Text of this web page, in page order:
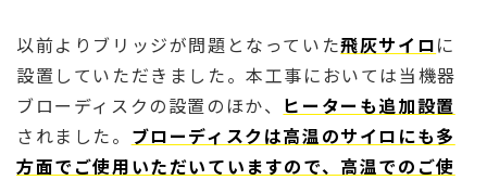
以前よりブリッジが問題となっていた飛灰サイロに
設置していただきました。本工事においては当機器
ブローディスクの設置のほか、 ヒーターも追加設置
されました。 ブローディスクは高温のサイロにも多
方面でご使用いただいていますので、高温でのご使